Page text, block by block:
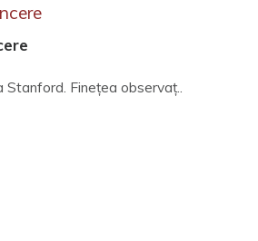
Fineţea observaţ..